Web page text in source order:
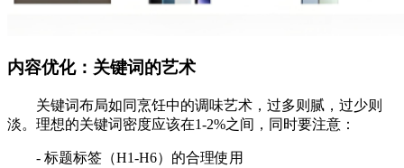
内容优化：关键词的艺术
关键词布局如同烹饪中的调味艺术，过多则腻，过少则
淡。理想的关键词密度应该在1-2%之间，同时要注意：
- 标题标签（H1-H6）的合理使用